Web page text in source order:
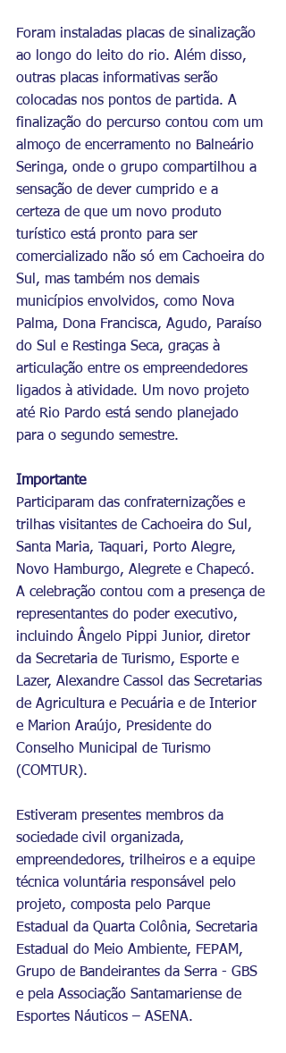
Foram instaladas placas de sinalização
ao longo do leito do rio. Além disso,
outras placas informativas serão
colocadas nos pontos de partida. A
finalização do percurso contou com um
almoço de encerramento no Balneário
Seringa, onde o grupo compartilhou a
sensação de dever cumprido e a
certeza de que um novo produto
turístico está pronto para ser
comercializado não só em Cachoeira do
Sul, mas também nos demais
municípios envolvidos, como Nova
Palma, Dona Francisca, Agudo, Paraíso
do Sul e Restinga Seca, graças à
articulação entre os empreendedores
ligados à atividade. Um novo projeto
até Rio Pardo está sendo planejado
para o segundo semestre.
Importante
Participaram das confraternizações e
trilhas visitantes de Cachoeira do Sul,
Santa Maria, Taquari, Porto Alegre,
Novo Hamburgo, Alegrete e Chapecó.
A celebração contou com a presença de
representantes do poder executivo,
incluindo Ângelo Pippi Junior, diretor
da Secretaria de Turismo, Esporte e
Lazer, Alexandre Cassol das Secretarias
de Agricultura e Pecuária e de Interior
e Marion Araújo, Presidente do
Conselho Municipal de Turismo
(COMTUR).
Estiveram presentes membros da
sociedade civil organizada,
empreendedores, trilheiros e a equipe
técnica voluntária responsável pelo
projeto, composta pelo Parque
Estadual da Quarta Colônia, Secretaria
Estadual do Meio Ambiente, FEPAM,
Grupo de Bandeirantes da Serra - GBS
e pela Associação Santamariense de
Esportes Náuticos – ASENA.